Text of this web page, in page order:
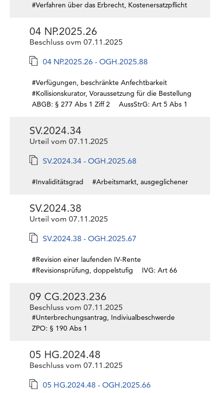
#Verfahren über das Erbrecht, Kostenersatzpflicht
04 NP.2025.26
Beschluss ovm 07.11.2025
04 NP.2025.26 - OGH.2025.88
#Verfügungen, beschränkte Anfechtbarkeit
#Kollisionskurator, Voraussetzung für die Bestellung
ABGB: § 277 Abs 1 Ziff 2
AussStrG: Art 5 Abs 1
SV.2024.34
Urteil vom 07.11.2025
SV.2024.34 - OGH.2025.68
#Invaliditätsgrad #Arbeitsmarkt, ausgeglichener
SV.2024.38
Urteil vom 07.11.2025
SV.2024.38 - OGH.2025.67
#Revision einer laufenden IV-Rente
#Revisionsprüfung, doppelstufig
IVG: Art 66
09 CG.2023.236
Beschluss vom 07.11.2025
#Unterbrechungsantrag, Indiviualbeschwerde
ZPO: § 190 Abs 1
05 HG.2024.48
Beschluss vom 07.11.2025
05 HG.2024.48 - OGH.2025.66